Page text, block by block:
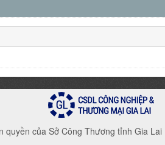
quyền của Sở Công Thương tỉnh Gia Lai